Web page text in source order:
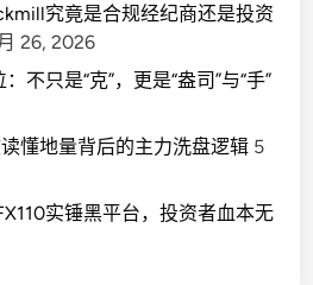
究竟是合规经纪商还是投资
26, 2026
不只是“克”，更是“盎司”与“手”
懂地量背后的主力洗盘逻辑 5
实锤黑平台，投资者血本无